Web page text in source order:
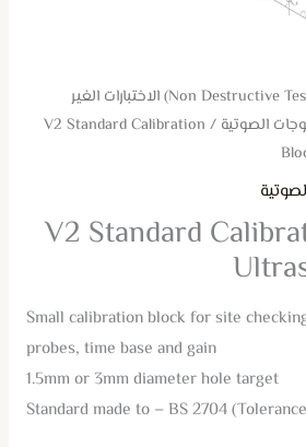
(Non Destructive Testing) الاختبارات الغير
/ V2 Standard Calibration
V2 Standard
Small calibration block for site
probes, time base and gain
1.5mm or 3mm diameter hole target
Standard made to – BS 2704